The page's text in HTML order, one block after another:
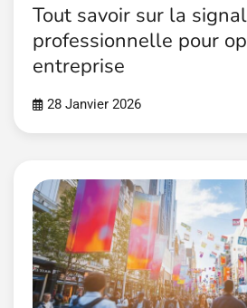
Tout savoir sur la
professionnelle pour
entreprise
28 Janvier 2026